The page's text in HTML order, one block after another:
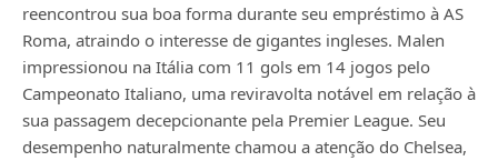
reencontrou sua boa forma durante seu empréstimo à AS
Roma, atraindo o interesse de gigantes ingleses. Malen
impressionou na Itália com 11 gols em 14 jogos pelo
Campeonato Italiano, uma reviravolta notável em relação à
sua passagem decepcionante pela Premier League. Seu
desempenho naturalmente chamou a atenção do Chelsea,